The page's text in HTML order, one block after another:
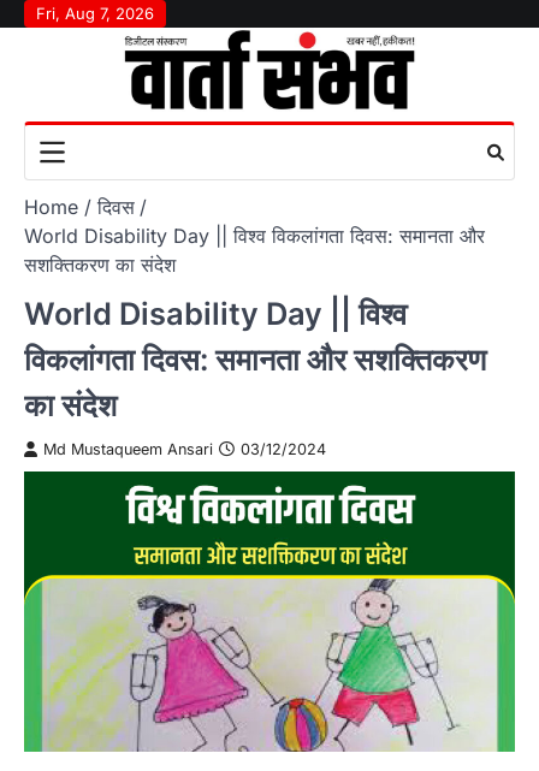
SkipFri, Aug 7, 2026
Home
दिवस
World Disability Day || विश्व विकलांगता दिवस: समानता और
सशक्तिकरण का संदेश
World Disability Day || विश्व
विकलांगता दिवस: समानता और सशक्तिकरण
का संदेश
Md Mustaqueem Ansari 03/12/2024